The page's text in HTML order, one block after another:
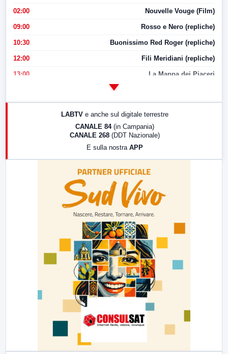
02:00 Nouvelle Vouge (Film)
09:00 Rosso e Nero (repliche)
10:30 Buonissimo Red Roger (repliche)
12:00 Fili Meridiani (repliche)
13:00 La Mappa dei Piaceri
LABTV e anche sul digitale terrestre
CANALE 84 (in Campania)
CANALE 268 (DDT Nazionale)
E sulla nostra APP